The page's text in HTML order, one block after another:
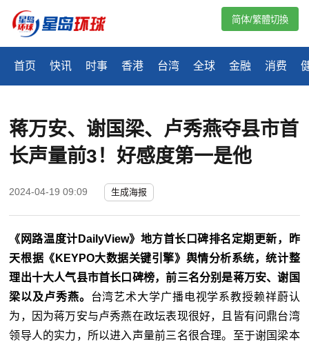
首页 快讯 时事 香港 台湾 全球 金融 消费
简体/繁體切換
蒋万安、谢国梁、卢秀燕夺县市首
长声量前3！好感度第一是他
2024-04-19 09:09 生成海报
《网路温度计DailyView》地方首长口碑排名定期更新，昨
天根据《KEYPO大数据关键引擎》舆情分析系统，统计整
理出十大人气县市首长口碑榜，前三名分别是蒋万安、谢国
梁以及卢秀燕。 台湾艺术大学广播电视学系教授赖祥蔚认
为，因为蒋万安与卢秀燕在政坛表现很好，且皆有问鼎台湾
领导人的实力，所以进入声量前三名很合理。至于谢国梁本